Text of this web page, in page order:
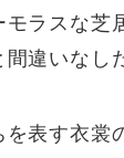
モラスな芝
違いなし
を表す衣裳